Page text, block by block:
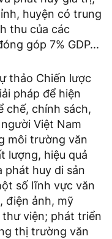
huyện có trung
thu của các
góp 7% GDP...
thảo Chiến lược
pháp để hiện
chế, chính sách,
Việt Nam
môi trường văn
lượng, hiệu quả
phát huy di sản
số lĩnh vực văn
điện ảnh, mỹ
viện; phát triển
thị trường văn